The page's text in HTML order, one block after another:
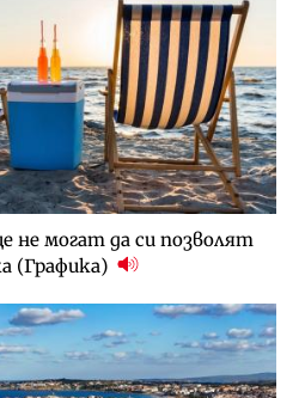
не могат да си позволят
(Графика)